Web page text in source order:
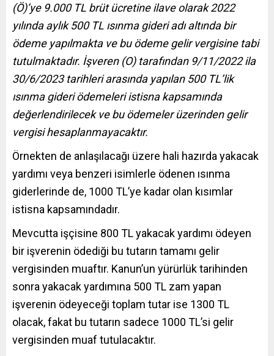
(Ö)’ye 9.000 TL brüt ücretine ilave olarak 2022
yılında aylık 500 TL ısınma gideri adı altında bir
ödeme yapılmakta ve bu ödeme gelir vergisine tabi
tutulmaktadır. İşveren (O) tarafından 9/11/2022 ila
30/6/2023 tarihleri arasında yapılan 500 TL’lik
ısınma gideri ödemeleri istisna kapsamında
değerlendirilecek ve bu ödemeler üzerinden gelir
vergisi hesaplanmayacaktır.
Örnekten de anlaşılacağı üzere hali hazırda yakacak
yardımı veya benzeri isimlerle ödenen ısınma
giderlerinde de, 1000 TL’ye kadar olan kısımlar
istisna kapsamındadır.
Mevcutta işçisine 800 TL yakacak yardımı ödeyen
bir işverenin ödediği bu tutarın tamamı gelir
vergisinden muaftır. Kanun’un yürürlük tarihinden
sonra yakacak yardımına 500 TL zam yapan
işverenin ödeyeceği toplam tutar ise 1300 TL
olacak, fakat bu tutarın sadece 1000 TL’si gelir
vergisinden muaf tutulacaktır.